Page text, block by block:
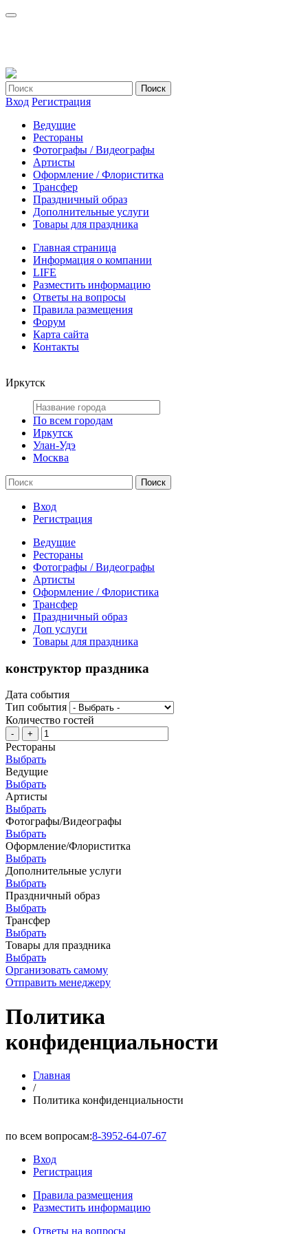
Вход Регистрация
Ведущие
Рестораны
Фотографы / Видеографы
Артисты
Оформление / Флориститка
Трансфер
Праздничный образ
Дополнительные услуги
Товары для праздника
Главная страница
Информация о компании
LIFE
Разместить информацию
Ответы на вопросы
Правила размещения
Форум
Карта сайта
Контакты
Иркутск
По всем городам
Иркутск
Улан-Удэ
Москва
Вход
Регистрация
Ведущие
Рестораны
Фотографы / Видеографы
Артисты
Оформление / Флористика
Трансфер
Праздничный образ
Доп услуги
Товары для праздника
конструктор праздника
Дата события
Тип события
Количество гостей
- +
Рестораны
Выбрать
Ведущие
Выбрать
Артисты
Выбрать
Фотографы/Видеографы
Выбрать
Оформление/Флориститка
Выбрать
Дополнительные услуги
Выбрать
Праздничный образ
Выбрать
Трансфер
Выбрать
Товары для праздника
Выбрать
Организовать самому
Отправить менеджеру
Политика
конфиденциальности
Главная
/
Политика конфиденциальности
по всем вопросам:8-3952-64-07-67
Вход
Регистрация
Правила размещения
Разместить информацию
Ответы на вопросы